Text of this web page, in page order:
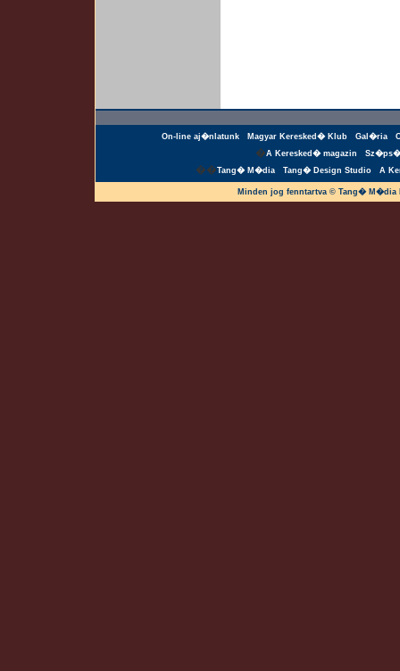
On-line aj�nlatunk Magyar Keresked� Klub Gal�ria
�A Keresked� magazin
��Tang� M�dia Tang� Design Studio A
Minden jog fenntartva © Tang�